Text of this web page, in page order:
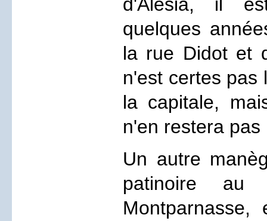
quelques
la rue Didot et
n'est certes pas
la capitale,
n'en restera
Un autre
patinoire
Montparnasse,